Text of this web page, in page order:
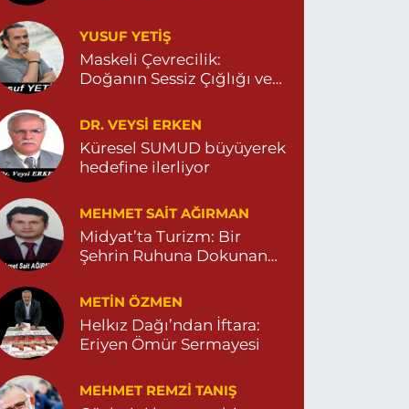
Yeni Eczanesi
MAHALLE 3086 SOKAK NO:2 4 04825413156
0 (482) 541 31 56 Yol Tarifi Al
İlknur Eczanesi
MAH. VATAN CAD. NO:2A 04825911091
0 (482) 591 10 91 Yol Tarifi Al
Turan Eczanesi
MAHALLE KISMETLİ CADDE NO:59D
OCAĞI YANI 04823813670
YUSUF YETİŞ
Maskeli Çevrecilik:
Doğanın Sessiz Çığlığı ve
DR. VEYSI ERKEN
Küresel SUMUD büyüyerek
hedefine ilerliyor
MEHMET SAIT AĞIRMAN
Midyat’ta Turizm: Bir
Şehrin Ruhuna Dokunan
METIN ÖZMEN
Helkız Dağı’ndan İftara:
Eriyen Ömür Sermayesi
MEHMET REMZI TANIŞ